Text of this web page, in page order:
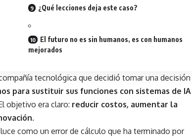
¿Qué lecciones deja este caso?
El futuro no es sin humanos, es con humanos
mejorados
tecnológica que decidió tomar una decisión
para sustituir sus funciones con sistemas de IA
objetivo era claro: reducir costos, aumentar la
como un error de cálculo que ha terminado por